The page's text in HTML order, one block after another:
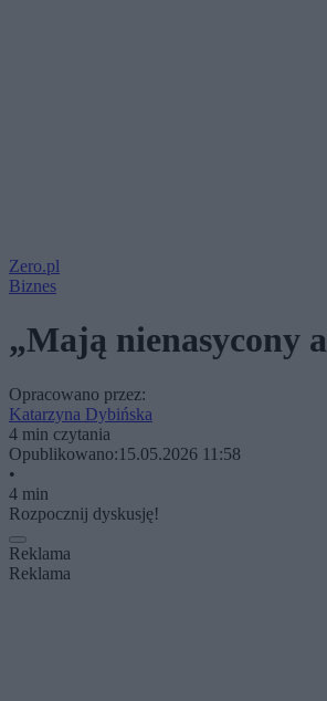
Zero.pl
Biznes
„Mają nienasycony
Opracowano przez:
Katarzyna Dybińska
4 min czytania
Opublikowano:15.05.2026 11:58
•
4 min
Rozpocznij dyskusję!
Reklama
Reklama